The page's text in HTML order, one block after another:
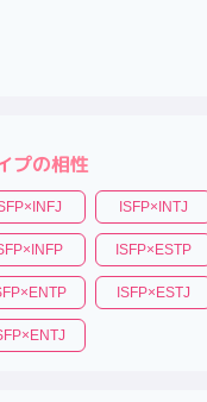
プの相性
× INFJ ISFP× INTJ
× INFP ISFP× ESTP
× ENTP ISFP× ESTJ
× ENTJ